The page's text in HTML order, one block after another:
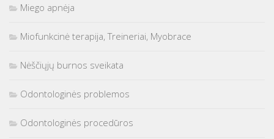
Miego apnėja
Miofunkcinė terapija, Treineriai, Myobrace
Nėščiųjų burnos sveikata
Odontologinės problemos
Odontologinės procedūros